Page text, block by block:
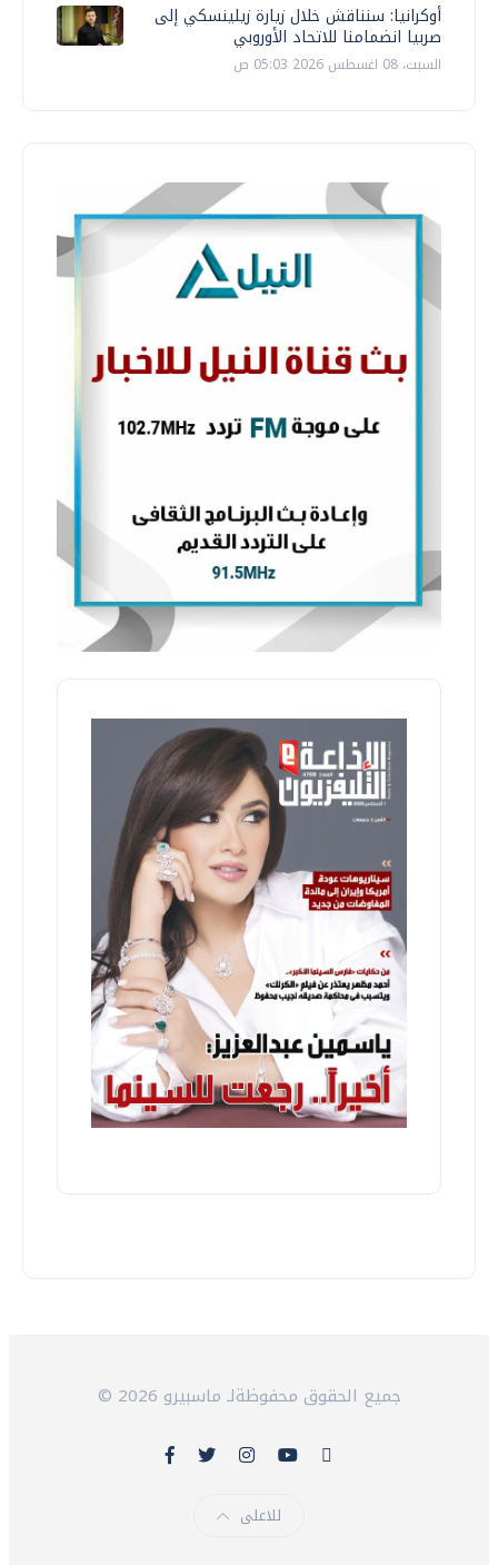
أوكرانيا: سنناقش خلال زيارة زيلينسكي إلى
صربيا انضمامنا للاتحاد الأوروبي
السبت، 08 اغسطس 2026 05:03 ص
© 2026 جميع الحقوق محفوظةلـ ماسبيرو
للاعلى